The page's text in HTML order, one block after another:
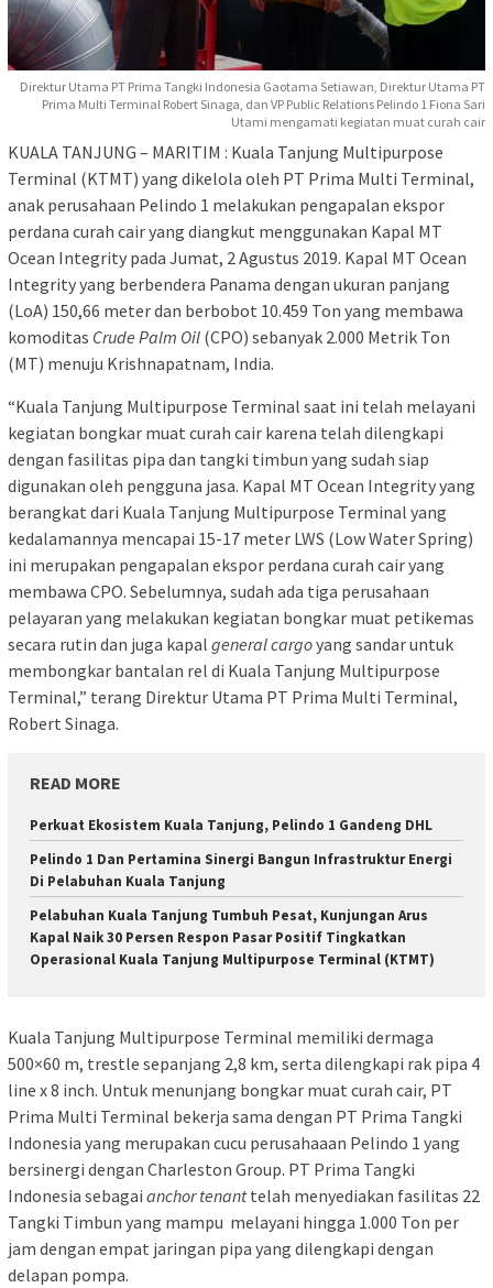
Direktur Utama PT Prima Tangki Indonesia Gaotama Setiawan, Direktur Utama PT
Prima Multi Terminal Robert Sinaga, dan VP Public Relations Pelindo 1 Fiona Sari
Utami mengamati kegiatan muat curah cair
KUALA TANJUNG – MARITIM : Kuala Tanjung Multipurpose
Terminal (KTMT) yang dikelola oleh PT Prima Multi Terminal,
anak perusahaan Pelindo 1 melakukan pengapalan ekspor
perdana curah cair yang diangkut menggunakan Kapal MT
Ocean Integrity pada Jumat, 2 Agustus 2019. Kapal MT Ocean
Integrity yang berbendera Panama dengan ukuran panjang
(LoA) 150,66 meter dan berbobot 10.459 Ton yang membawa
komoditas Crude Palm Oil (CPO) sebanyak 2.000 Metrik Ton
(MT) menuju Krishnapatnam, India.
“Kuala Tanjung Multipurpose Terminal saat ini telah melayani
kegiatan bongkar muat curah cair karena telah dilengkapi
dengan fasilitas pipa dan tangki timbun yang sudah siap
digunakan oleh pengguna jasa. Kapal MT Ocean Integrity yang
berangkat dari Kuala Tanjung Multipurpose Terminal yang
kedalamannya mencapai 15-17 meter LWS (Low Water Spring)
ini merupakan pengapalan ekspor perdana curah cair yang
membawa CPO. Sebelumnya, sudah ada tiga perusahaan
pelayaran yang melakukan kegiatan bongkar muat petikemas
secara rutin dan juga kapal general cargoyang sandar untuk
membongkar bantalan rel di Kuala Tanjung Multipurpose
Terminal,” terang Direktur Utama PT Prima Multi Terminal,
Robert Sinaga.
READ MORE
Perkuat Ekosistem Kuala Tanjung, Pelindo 1 Gandeng DHL
Pelindo 1 Dan Pertamina Sinergi Bangun Infrastruktur Energi
Di Pelabuhan Kuala Tanjung
Pelabuhan Kuala Tanjung Tumbuh Pesat, Kunjungan Arus
Kapal Naik 30 Persen Respon Pasar Positif Tingkatkan
Operasional Kuala Tanjung Multipurpose Terminal (KTMT)
Kuala Tanjung Multipurpose Terminal memiliki dermaga
500×60 m, trestle sepanjang 2,8 km, serta dilengkapi rak pipa 4
line x 8 inch. Untuk menunjang bongkar muat curah cair, PT
Prima Multi Terminal bekerja sama dengan PT Prima Tangki
Indonesia yang merupakan cucu perusahaaan Pelindo 1 yang
bersinergi dengan Charleston Group. PT Prima Tangki
Indonesia sebagai anchor tenanttelah menyediakan fasilitas 22
Tangki Timbun yang mampu melayani hingga 1.000 Ton per
jam dengan empat jaringan pipa yang dilengkapi dengan
delapan pompa.